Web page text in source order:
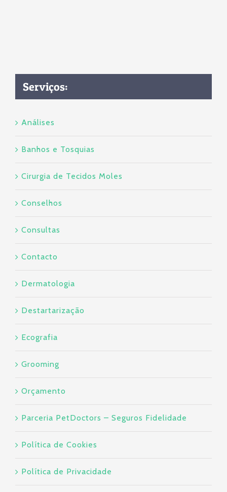
Serviços:
Análises
Banhos e Tosquias
Cirurgia de Tecidos Moles
Conselhos
Consultas
Contacto
Dermatologia
Destartarização
Ecografia
Grooming
Orçamento
Parceria PetDoctors – Seguros Fidelidade
Política de Cookies
Política de Privacidade